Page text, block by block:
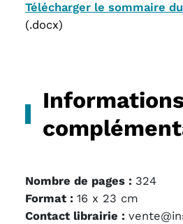
Télécharger le sommaire
(.docx)
Nombre de pages : 324
Format : 16 x 23 cm
Contact librairie :